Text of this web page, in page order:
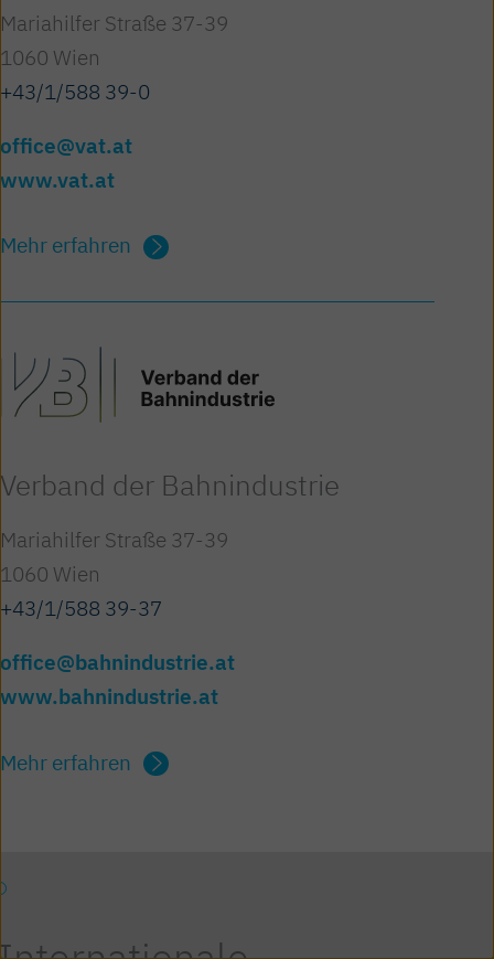
Mariahilfer Straße 37-39
1060 Wien
+43/1/588 39-0
office@vat.at
www.vat.at
Mehr erfahren
Verband der Bahnindustrie
Mariahilfer Straße 37-39
1060 Wien
+43/1/588 39-37
office@bahnindustrie.at
www.bahnindustrie.at
Mehr erfahren